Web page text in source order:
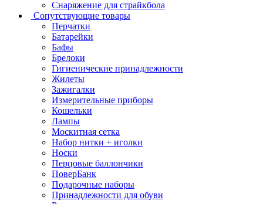
Снаряжение для страйкбола
Сопутствующие товары
Перчатки
Батарейки
Бафы
Брелоки
Гигиенические принадлежности
Жилеты
Зажигалки
Измерительные приборы
Кошельки
Лампы
Москитная сетка
Набор нитки + иголки
Носки
Перцовые баллончики
ПоверБанк
Подарочные наборы
Принадлежности для обуви